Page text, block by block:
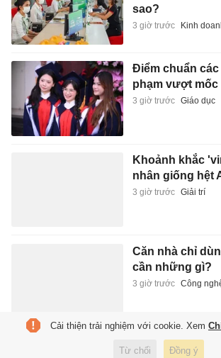
sao?
3 giờ trước Kinh
Điểm chuẩn
phạm vượt mốc
3 giờ trước Giáo dục
Khoảnh khắc
nhân giống hệt
3 giờ trước Giải trí
Căn nhà chỉ
cần những gì?
3 giờ trước Công
Những người
Cải thiện trải nghiệm với cookie. Xem
Từ chối Đồng ý